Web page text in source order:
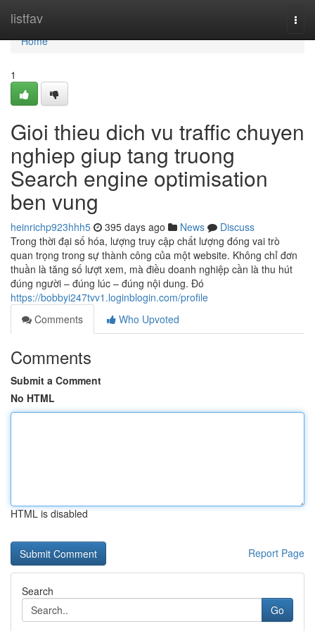
listfav
Home
Home
1
Gioi thieu dich vu traffic chuyen
nghiep giup tang truong
Search engine optimisation
ben vung
heinrichp923hhh5 395 days ago News
Discuss
Trong thời đại số hóa, lượng truy cập chất lượng đóng vai trò
quan trọng trong sự thành công của một website. Không chỉ đơn
thuần là tăng số lượt xem, mà điều doanh nghiệp cần là thu hút
đúng người – đúng lúc – đúng nội dung. Đó
https://bobbyi247tvv1.loginblogin.com/profile
Comments
Who Upvoted
Comments
Submit a Comment
No HTML
HTML is disabled
Report Page
Search
Go